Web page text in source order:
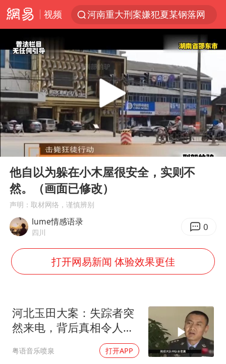
视频
河南重大刑案嫌犯夏某钢落网
WTT横滨冠军赛国乒女单三将晋级四强
光影经济撬动暑期消费新蓝海
白海豚将正面袭击贯穿浙江
杭州全市有序停课
《欢迎来龙餐馆》口碑
酒店花洒现排泄物住客索赔遭拒
情侣平潭拍日出坠崖1死1伤
新疆优化调整景区内自驾服务费
唐田赛前发布会上引用《孙子兵法》
商场现钱学森巨幅海报 负责人回应
老挝国会主席赛宋蓬逝世
购飞机票7分钟后退票被扣2022元
Play
00:00 08:40
他自以为躲在小木屋很安全，实则不
然。（画面已修改）
声明：取材网络，谨慎辨别
lume情感语录
四川 0
打开网易新闻 体验效果更佳
河北玉田大案：失踪者突
然来电，背后真相令人震
粤语音乐喷泉 打开APP